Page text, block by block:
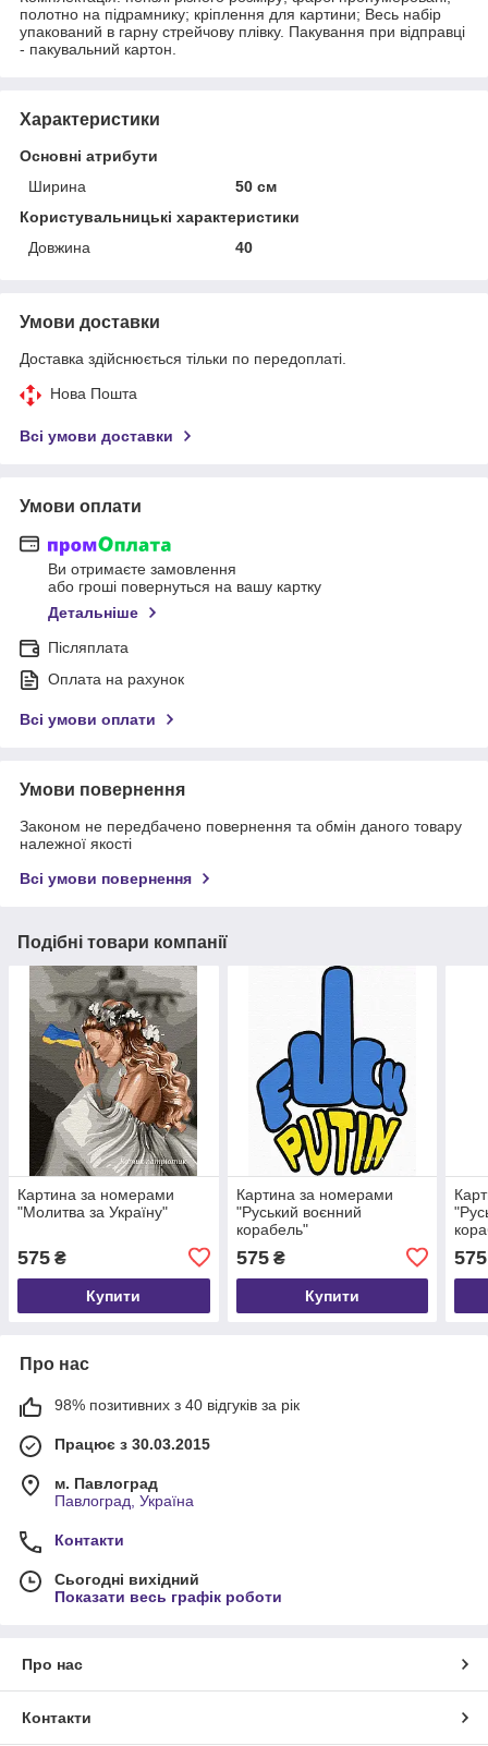
полотно на підрамнику; кріплення для картини; Весь набір
упакований в гарну стрейчову плівку. Пакування при відправці
- пакувальний картон.
Характеристики
Основні атрибути
Ширина
50 см
Користувальницькі характеристики
Довжина
40
Умови доставки
Доставка здійснюється тільки по передоплаті.
Нова Пошта
Всі умови доставки
Умови оплати
Ви отримаєте замовлення
або гроші повернуться на вашу картку
Детальніше
Післяплата
Оплата на рахунок
Всі умови оплати
Умови повернення
Законом не передбачено повернення та обмін даного товару
належної якості
Всі умови повернення
Подібні товари компанії
Картина за номерами
"Молитва за Україну"
575 ₴
Купити
Картина за номерами
"Руський воєнний
корабель"
575₴
Купити
575
Про нас
98% позитивних з 40 відгуків за рік
Працює з 30.03.2015
м. Павлоград
Павлоград, Україна
Контакти
Сьогодні вихідний
Показати весь графік роботи
Про нас
Контакти